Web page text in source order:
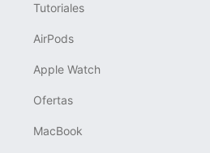
Tutoriales
AirPods
Apple Watch
Ofertas
MacBook